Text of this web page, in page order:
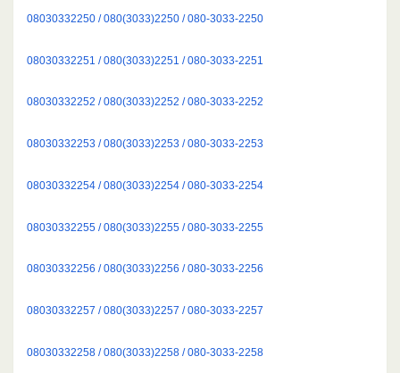
08030332250 / 080(3033)2250 / 080-3033-2250
08030332251 / 080(3033)2251 / 080-3033-2251
08030332252 / 080(3033)2252 / 080-3033-2252
08030332253 / 080(3033)2253 / 080-3033-2253
08030332254 / 080(3033)2254 / 080-3033-2254
08030332255 / 080(3033)2255 / 080-3033-2255
08030332256 / 080(3033)2256 / 080-3033-2256
08030332257 / 080(3033)2257 / 080-3033-2257
08030332258 / 080(3033)2258 / 080-3033-2258